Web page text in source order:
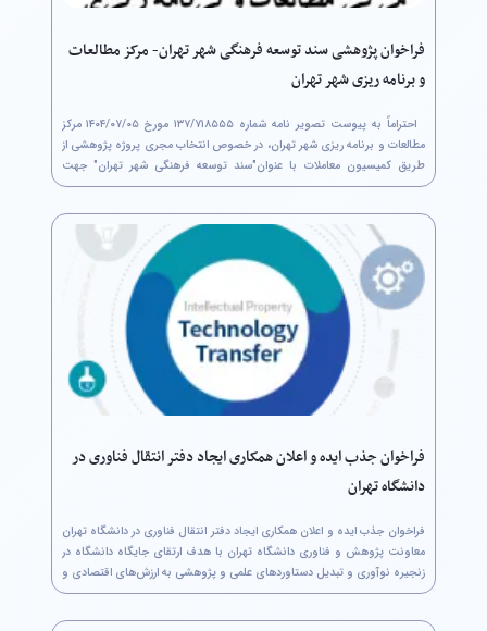
فراخوان پژوهشی سند توسعه فرهنگی شهر تهران- مرکز مطالعات
و برنامه ریزی شهر تهران
احتراماً به پیوست تصویر نامه شماره ۷۱۸۵۵۵/‏۱۳۷ مورخ ۰۵/‏۰۷/‏۱۴۰۴‬ مرکز
مطالعات و برنامه ریزی شهر تهران، در خصوص انتخاب مجری پروژه پژوهشی از
طریق کمیسیون معاملات با عنوان"سند توسعه فرهنگی شهر تهران" جهت
استحضار ارسال می‌گردد. لذا متقاضیان واجد شرایط حداکثر تا پایان وقت...
فراخوان جذب ایده و اعلان همکاری ایجاد دفتر انتقال فناوری در
دانشگاه تهران
فراخوان جذب ایده و اعلان همکاری ایجاد دفتر انتقال فناوری در دانشگاه تهران
معاونت پژوهش و فناوری دانشگاه تهران با هدف ارتقای جایگاه دانشگاه در
زنجیره نوآوری و تبدیل دستاوردهای علمی و پژوهشی به ارزش‌های اقتصادی و
اجتماعی، اقدام به ایجاد دفتر انتقال فناوری (Technology...